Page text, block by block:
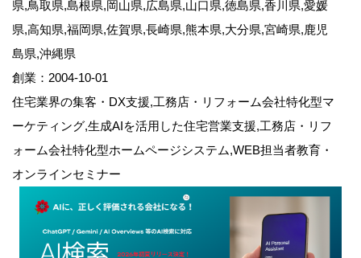
県,鳥取県,島根県,岡山県,広島県,山口県,徳島県,香川県,愛媛
県,高知県,福岡県,佐賀県,長崎県,熊本県,大分県,宮崎県,鹿児
島県,沖縄県
創業：2004-10-01
住宅業界の集客・DX支援,工務店・リフォーム会社特化型マ
ーケティング,生成AIを活用した住宅営業支援,工務店・リフ
ォーム会社特化型ホームページシステム,WEB担当者教育・
オンラインセミナー